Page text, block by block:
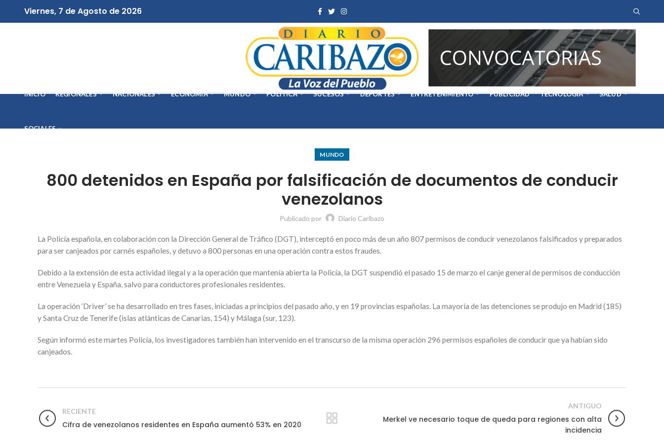
Viernes, 7 de Agosto de 2026
INICIO REGIONALES NACIONALES ECONOMÍA MUNDO POLÍTICA SUCESOS DEPORTES ENTRETENIMIENTO PUBLICIDAD TECNOLOGÍA SALUD
SOCIALES
MUNDO
800 detenidos en España por falsificación de documentos de conducir
venezolanos
Publicado por Diario Caribazo
La Policía española, en colaboración con la Dirección General de Tráfico (DGT), interceptó en poco más de un año 807 permisos de conducir venezolanos falsificados y preparados
para ser canjeados por carnés españoles, y detuvo a 800 personas en una operación contra estos fraudes.
Debido a la extensión de esta actividad ilegal y a la operación que mantenía abierta la Policía, la DGT suspendió el pasado 15 de marzo el canje general de permisos de conducción
entre Venezuela y España, salvo para conductores profesionales residentes.
La operación ‘Driver’ se ha desarrollado en tres fases, iniciadas a principios del pasado año, y en 19 provincias españolas. La mayoría de las detenciones se produjo en Madrid (185)
y Santa Cruz de Tenerife (islas atlánticas de Canarias, 154) y Málaga (sur, 123).
Según informó este martes Policía, los investigadores también han intervenido en el transcurso de la misma operación 296 permisos españoles de conducir que ya habían sido
canjeados.
RECIENTE
Cifra de venezolanos residentes en España aumentó 53% en 2020
ANTIGUO
Merkel ve necesario toque de queda para regiones con alta
incidencia